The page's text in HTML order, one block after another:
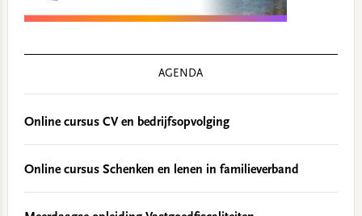
AGENDA
Online cursus CV en bedrijfsopvolging
Online cursus Schenken en lenen in familieverband